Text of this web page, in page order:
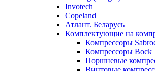
Invotech
Copeland
Атлант. Беларусь
Комплектующие на
Компрессоры
Компрессоры Bock
Поршневые